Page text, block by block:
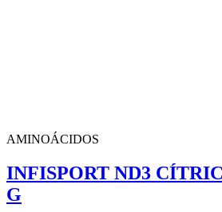
AMINOÁCIDOS
INFISPORT ND3
G